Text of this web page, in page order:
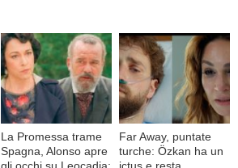
La Promessa trame
Spagna, Alonso apre
gli occhi su Leocadia:
Far Away, puntate
turche: Özkan ha un
ictus e resta